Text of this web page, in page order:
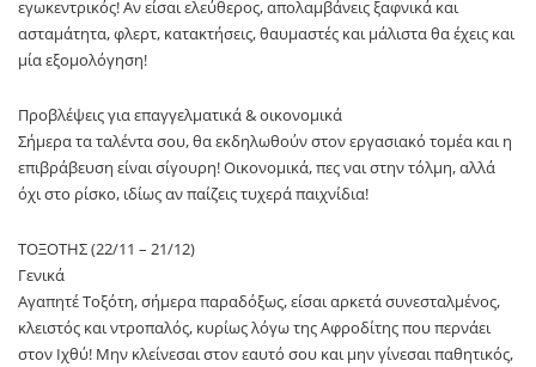
εγωκεντρικός! Αν είσαι ελεύθερος, απολαμβάνεις ξαφνικά και
ασταμάτητα, φλερτ, κατακτήσεις, θαυμαστές και μάλιστα θα έχεις και
μία εξομολόγηση!
Προβλέψεις για επαγγελματικά & οικονομικά
Σήμερα τα ταλέντα σου, θα εκδηλωθούν στον εργασιακό τομέα και η
επιβράβευση είναι σίγουρη! Οικονομικά, πες ναι στην τόλμη, αλλά
όχι στο ρίσκο, ιδίως αν παίζεις τυχερά παιχνίδια!
ΤΟΞΟΤΗΣ (22/11 – 21/12)
Γενικά
Αγαπητέ Τοξότη, σήμερα παραδόξως, είσαι αρκετά συνεσταλμένος,
κλειστός και ντροπαλός, κυρίως λόγω της Αφροδίτης που περνάει
στον Ιχθύ! Μην κλείνεσαι στον εαυτό σου και μην γίνεσαι παθητικός,